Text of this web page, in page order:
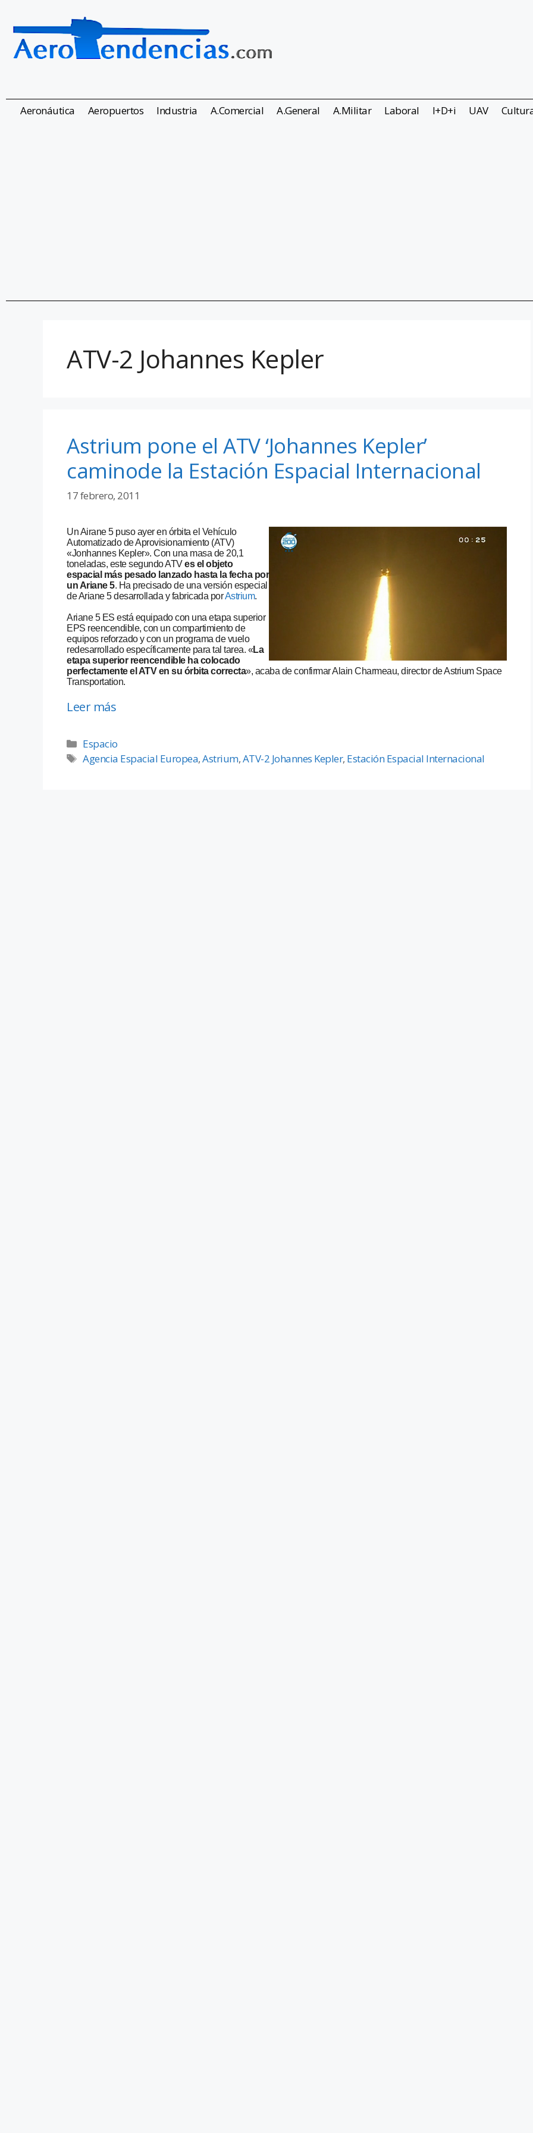
Aeronáutica Aeropuertos Industria A.Comercial A.General A.Militar Laboral I+D+i UAV
ATV-2 Johannes Kepler
Astrium pone el ATV ‘Johannes Kepler’
caminode la Estación Espacial Internacional
17 febrero, 2011
Un Airane 5 puso ayer en órbita el Vehículo
Automatizado de Aprovisionamiento (ATV)
«Jonhannes Kepler». Con una masa de 20,1
toneladas, este segundo ATVes el objeto
espacial más pesado lanzado hasta la fecha por
un Ariane 5. Ha precisado de una versión especial
de Ariane 5 desarrollada y fabricada porAstrium.
Ariane 5 ES está equipado con una etapa superior
EPS reencendible, con un compartimiento de
equipos reforzado y con un programa de vuelo
redesarrollado específicamente para tal tarea. «La
etapa superior reencendible ha colocado
perfectamente el ATV en su órbita correcta», acaba de confirmar Alain Charmeau, director de Astrium Space
Transportation.
Leer más
Espacio
Agencia Espacial Europea,Astrium,ATV-2 Johannes Kepler, Estación Espacial Internacional